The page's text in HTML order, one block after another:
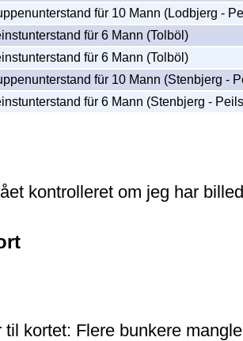
für 10 Mann (Lodbjerg -
für 6 Mann (Tolböl)
für 6 Mann (Tolböl)
für 10 Mann (Stenbjerg -
für 6 Mann (Stenbjerg -
kontrolleret om jeg har
til kortet: Flere bunkere